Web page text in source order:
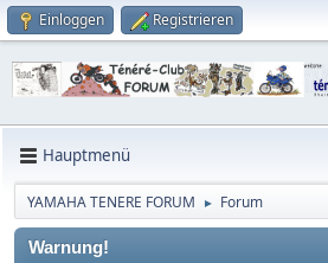
Einloggen Registrieren
Hauptmenü
YAMAHA TENERE FORUM ► Forum
Warnung!